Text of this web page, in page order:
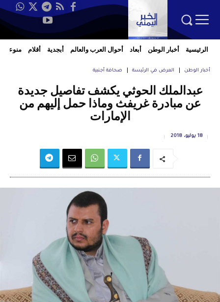
الرئيسية أخبار الوطن أبعاد أحوال العرب والعالم أبجدية أقلام منوعات
أخبار الوطن العرض في الرئيسة صحافة أجنبية
عبدالملك الحوثي يكشف تفاصيل جديدة
عن مبادرة غريفث وماذا حمل إليهم من
الإمارات
18 يوليو، 2018